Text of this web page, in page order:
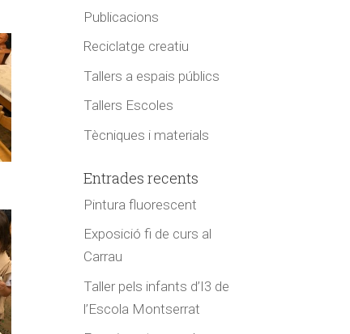
Publicacions
Reciclatge creatiu
Tallers a espais públics
Tallers Escoles
Tècniques i materials
Entrades recents
Pintura fluorescent
Exposició fi de curs al
Carrau
Taller pels infants d’I3 de
l’Escola Montserrat